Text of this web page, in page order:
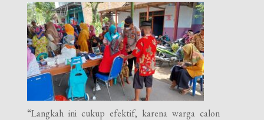
“Langkah ini cukup efektif, karena warga calon